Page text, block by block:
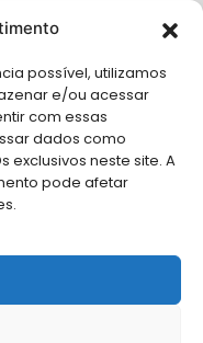
possível, utilizamos
e/ou acessar
com essas
dados como
exclusivos neste site. A
pode afetar
para o seu evento